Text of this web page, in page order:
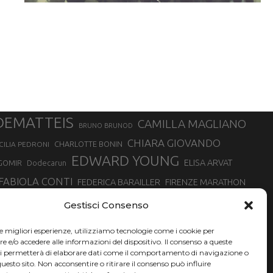
Gestisci Consenso
migliori esperienze, utilizziamo tecnologie come i cookie per
e/o accedere alle informazioni del dispositivo. Il consenso a queste
permetterà di elaborare dati come il comportamento di navigazione o
sito. Non acconsentire o ritirare il consenso può influire
BRUNO BRUNOD CAMILLA MAGLIANO
PEDRONI CHARLOTTE BONIN CHIARA GIOVANDO
Dodecarun EDWARD YOUNG ELISA ARVAT
FABIOLA CONTI FEDERICA BARAILLER FIRENZE MARATHON
GIOVANNA EPIS GIULIANO CAVALLO
DI TORINO MARATONINA MARCELLA BELLETTI MARCO OLMO
MONVISO VERTICAL RACE NADIA BATTOCLETTI